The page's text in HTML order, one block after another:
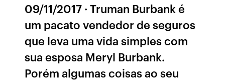
09/11/2017 · Truman Burbank é
um pacato vendedor de seguros
que leva uma vida simples com
sua esposa Meryl Burbank.
Porém algumas coisas ao seu